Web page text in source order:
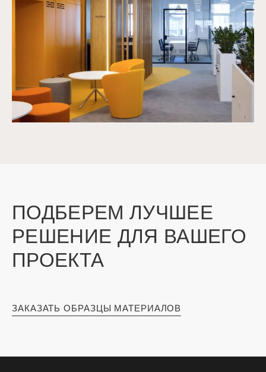
ПОДБЕРЕМ ЛУЧШЕЕ
РЕШЕНИЕ ДЛЯ ВАШЕГО
ПРОЕКТА
ЗАКАЗАТЬ ОБРАЗЦЫ МАТЕРИАЛОВ